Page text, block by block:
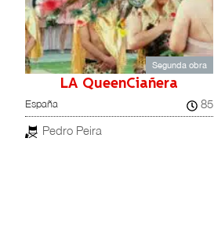
Segunda obra
LA QueenCiañera
España
85
Pedro Peira